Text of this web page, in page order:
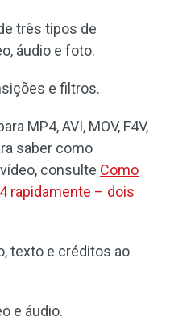
três tipos de
áudio e foto.
e filtros.
MP4, AVI, MOV, F4V,
saber como
consulte Como
rapidamente – dois
texto e créditos ao
e áudio.